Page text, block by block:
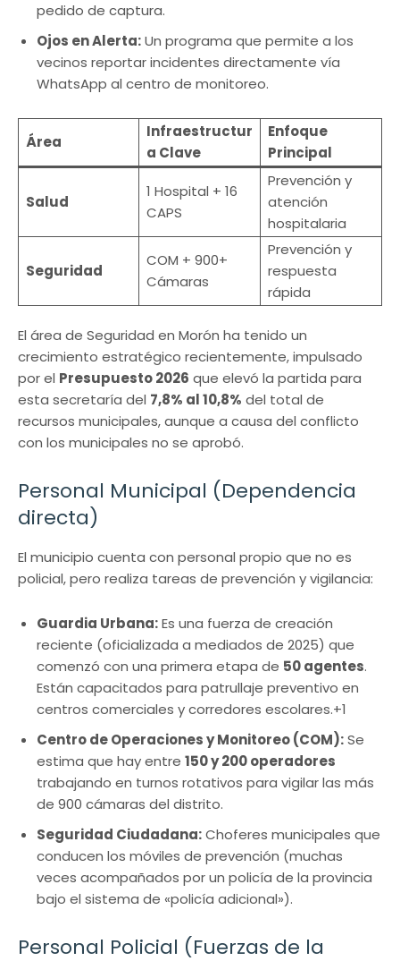
pedido de captura.
Ojos en Alerta:Un programa que permite a los
vecinos reportar incidentes directamente vía
WhatsApp al centro de monitoreo.
Área
Infraestructur
a Clave
Enfoque
Principal
Salud
1 Hospital + 16
CAPS
Prevención y
atención
hospitalaria
Seguridad
COM + 900+
Cámaras
Prevención y
respuesta
rápida
El área de Seguridad en Morón ha tenido un
crecimiento estratégico recientemente, impulsado
por el Presupuesto 2026 que elevó la partida para
esta secretaría del 7,8% al 10,8% del total de
recursos municipales, aunque a causa del conflicto
con los municipales no se aprobó.
Personal Municipal (Dependencia
directa)
El municipio cuenta con personal propio que no es
policial, pero realiza tareas de prevención y vigilancia:
Guardia Urbana:Es una fuerza de creación
reciente (oficializada a mediados de 2025) que
comenzó con una primera etapa de 50 agentes.
Están capacitados para patrullaje preventivo en
centros comerciales y corredores escolares.+1
Centro de Operaciones y Monitoreo (COM):Se
estima que hay entre 150 y 200 operadores
trabajando en turnos rotativos para vigilar las más
de 900 cámaras del distrito.
Seguridad Ciudadana:Choferes municipales que
conducen los móviles de prevención (muchas
veces acompañados por un policía de la provincia
bajo el sistema de «policía adicional»).
Personal Policial (Fuerzas de la